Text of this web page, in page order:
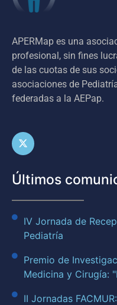
APERMap es una
profesional, sin fines
de las cuotas de sus
asociaciones de
federadas a la AEPap.
Últimos
IV Jornada de
Pediatría
Premio de
Medicina y Cirugía:
II Jornadas